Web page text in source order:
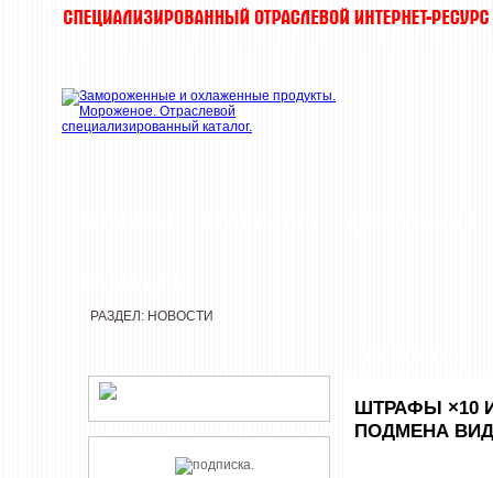
РАЗДЕЛ: НОВОСТИ
ШТРАФЫ ×10
ПОДМЕНА